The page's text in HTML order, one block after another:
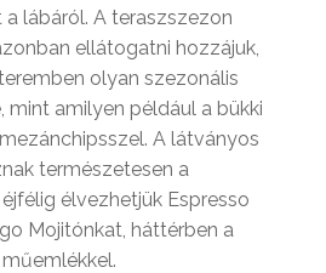
lábáról. A teraszszezon
ellátogatni hozzájuk,
olyan szezonális
mint amilyen például a bükki
A látványos
természetesen a
élvezhetjük Espresso
Mojitónkat, háttérben a